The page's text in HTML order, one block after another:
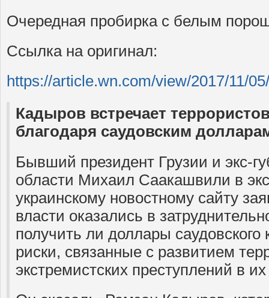
Очередная пробирка с белым
Ссылка на оригинал:
https://article.wn.com/view/2017/11/
Кадыров встречает
благодаря саудовским
Бывший президент Грузии и экс-
области Михаил Саакашвили в
украинскому новостному сайту
власти оказались в
получить ли доллары саудовского
риски, связанные с развитием
экстремистских преступлений в